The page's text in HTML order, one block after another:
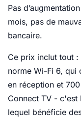
Pas
mois, pas de
bancaire.
Ce prix inclut tout :
norme Wi-Fi 6, qui
en réception et
Connect TV - c'est
lequel bénéficie